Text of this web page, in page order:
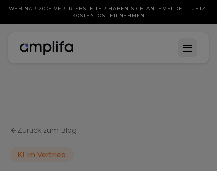
WEBINAR 200+ VERTRIEBSLEITER HABEN SICH ANGEMELDET – JETZT
KOSTENLOS TEILNEHMEN
Zurück zum Blog
KI im Vertrieb